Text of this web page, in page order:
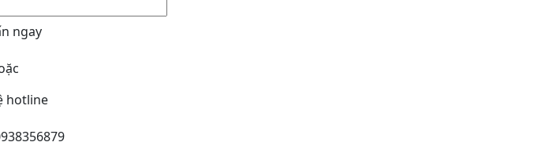
hotline